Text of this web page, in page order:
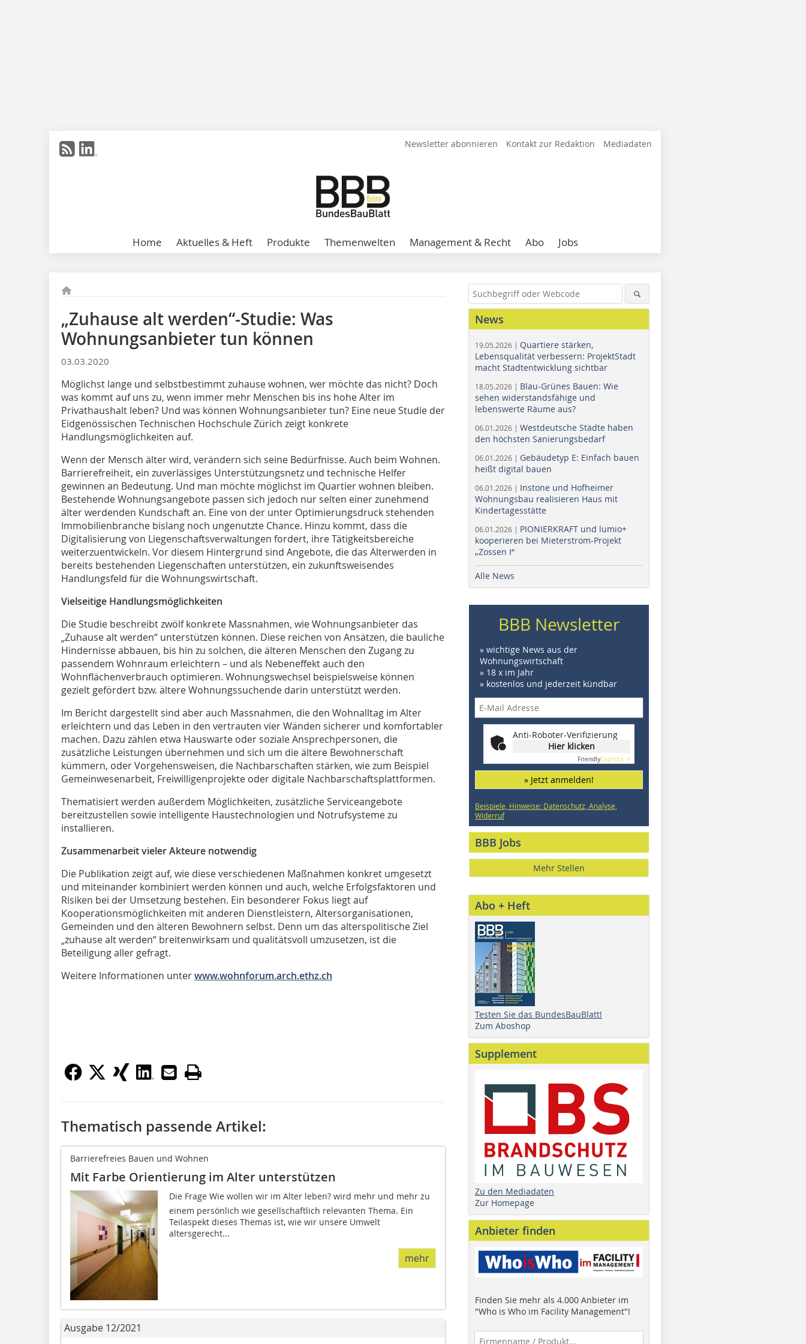
Newsletter abonnieren Kontakt zur Redaktion Mediadaten
Home Aktuelles & Heft Produkte Themenwelten Management & Recht Abo Jobs
„Zuhause alt werden“-Studie: Was
Wohnungsanbieter tun können
03.03.2020
Möglichst lange und selbstbestimmt zuhause wohnen, wer möchte das nicht? Doch
was kommt auf uns zu, wenn immer mehr Menschen bis ins hohe Alter im
Privathaushalt leben? Und was können Wohnungsanbieter tun? Eine neue Studie der
Eidgenössischen Technischen Hochschule Zürich zeigt konkrete
Handlungsmöglichkeiten auf.
Wenn der Mensch älter wird, verändern sich seine Bedürfnisse. Auch beim Wohnen.
Barrierefreiheit, ein zuverlässiges Unterstützungsnetz und technische Helfer
gewinnen an Bedeutung. Und man möchte möglichst im Quartier wohnen bleiben.
Bestehende Wohnungsangebote passen sich jedoch nur selten einer zunehmend
älter werdenden Kundschaft an. Eine von der unter Optimierungsdruck stehenden
Immobilienbranche bislang noch ungenutzte Chance. Hinzu kommt, dass die
Digitalisierung von Liegenschaftsverwaltungen fordert, ihre Tätigkeitsbereiche
weiterzuentwickeln. Vor diesem Hintergrund sind Angebote, die das Älterwerden in
bereits bestehenden Liegenschaften unterstützen, ein zukunftsweisendes
Handlungsfeld für die Wohnungswirtschaft.
Vielseitige Handlungsmöglichkeiten
Die Studie beschreibt zwölf konkrete Massnahmen, wie Wohnungsanbieter das
„Zuhause alt werden“ unterstützen können. Diese reichen von Ansätzen, die bauliche
Hindernisse abbauen, bis hin zu solchen, die älteren Menschen den Zugang zu
passendem Wohnraum erleichtern – und als Nebeneffekt auch den
Wohnflächenverbrauch optimieren. Wohnungswechsel beispielsweise können
gezielt gefördert bzw. ältere Wohnungssuchende darin unterstützt werden.
Im Bericht dargestellt sind aber auch Massnahmen, die den Wohnalltag im Alter
erleichtern und das Leben in den vertrauten vier Wänden sicherer und komfortabler
machen. Dazu zählen etwa Hauswarte oder soziale Ansprechpersonen, die
zusätzliche Leistungen übernehmen und sich um die ältere Bewohnerschaft
kümmern, oder Vorgehensweisen, die Nachbarschaften stärken, wie zum Beispiel
Gemeinwesenarbeit, Freiwilligenprojekte oder digitale Nachbarschaftsplattformen.
Thematisiert werden außerdem Möglichkeiten, zusätzliche Serviceangebote
bereitzustellen sowie intelligente Haustechnologien und Notrufsysteme zu
installieren.
Zusammenarbeit vieler Akteure notwendig
Die Publikation zeigt auf, wie diese verschiedenen Maßnahmen konkret umgesetzt
und miteinander kombiniert werden können und auch, welche Erfolgsfaktoren und
Risiken bei der Umsetzung bestehen. Ein besonderer Fokus liegt auf
Kooperationsmöglichkeiten mit anderen Dienstleistern, Altersorganisationen,
Gemeinden und den älteren Bewohnern selbst. Denn um das alterspolitische Ziel
„zuhause alt werden“ breitenwirksam und qualitätsvoll umzusetzen, ist die
Beteiligung aller gefragt.
Weitere Informationen unterwww.wohnforum.arch.ethz.ch
Thematisch passende Artikel:
Barrierefreies Bauen und Wohnen
Mit Farbe Orientierung im Alter unterstützen
Die Frage Wie wollen wir im Alter leben? wird mehr und mehr zu
einem persönlich wie gesellschaftlich relevanten Thema. Ein
Teilaspekt dieses Themas ist, wie wir unsere Umwelt
altersgerecht...
mehr
Ausgabe 12/2021
News
19.05.2026 | Quartiere stärken,
Lebensqualität verbessern: ProjektStadt
macht Stadtentwicklung sichtbar
18.05.2026 | Blau-Grünes Bauen: Wie
sehen widerstandsfähige und
lebenswerte Räume aus?
06.01.2026 | Westdeutsche Städte haben
den höchsten Sanierungsbedarf
06.01.2026 | Gebäudetyp E: Einfach bauen
heißt digital bauen
06.01.2026 | Instone und Hofheimer
Wohnungsbau realisieren Haus mit
Kindertagesstätte
06.01.2026 | PIONIERKRAFT und lumio+
kooperieren bei Mieterstrom-Projekt
„Zossen I“
Alle News
BBB Newsletter
» wichtige News aus der
Wohnungswirtschaft
» 18 x im Jahr
» kostenlos und jederzeit kündbar
Anti-Roboter-Verifizierung
Hier klicken
FriendlyCaptcha ⇗
» Jetzt anmelden!
Beispiele, Hinweise: Datenschutz, Analyse,
Widerruf
BBB Jobs
Mehr Stellen
Abo + Heft
Testen Sie das BundesBauBlatt!
Zum Aboshop
Supplement
Zu den Mediadaten
Zur Homepage
Anbieter finden
Finden Sie mehr als 4.000 Anbieter im
"Who is Who im Facility Management"!